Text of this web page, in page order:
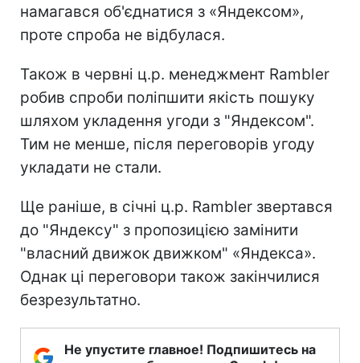
намагався об'єднатися з «Яндексом»,
проте спроба не відбулася.
Також в червні ц.р. менеджмент Rambler
робив спроби поліпшити якість пошуку
шляхом укладення угоди з "Яндексом".
Тим не менше, після переговорів угоду
укладати не стали.
Ще раніше, в січні ц.р. Rambler звертався
до "Яндексу" з пропозицією замінити
"власний движок движком" «Яндекса».
Однак ці переговори також закінчилися
безрезультатно.
Не упустите главное! Подпишитесь на